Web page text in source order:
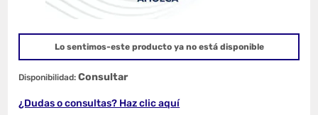
Lo sentimos-este producto ya no está disponible
Disponibilidad: Consultar
¿Dudas o consultas? Haz clic aquí